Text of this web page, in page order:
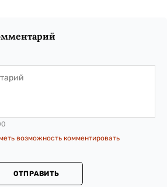
возможность комментировать
ОТПРАВИТЬ